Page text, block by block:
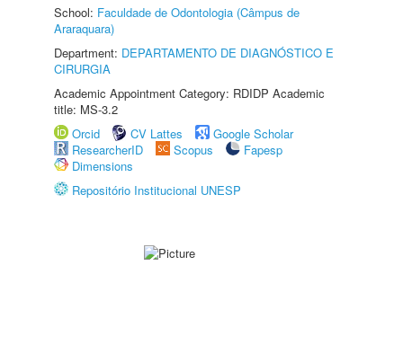
School: Faculdade de Odontologia (Câmpus de
Araraquara)
Department: DEPARTAMENTO DE DIAGNÓSTICO E
CIRURGIA
Academic Appointment Category: RDIDP Academic
title: MS-3.2
Orcid
CV Lattes
Google Scholar
ResearcherID
Scopus
Fapesp
Dimensions
Repositório Institucional UNESP